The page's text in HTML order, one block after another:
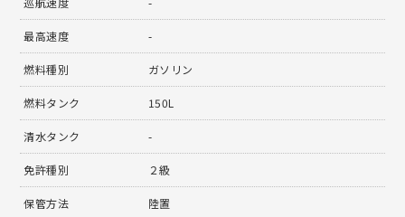
最高速度 -
燃料種別 ガソリン
燃料タンク 150L
清水タンク -
免許種別 ２級
保管方法 陸置